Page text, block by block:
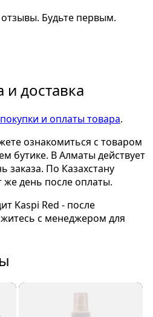
Будьте первым.
и доставка
и оплаты товара.
ознакомиться с товаром
бутике. В Алматы действует
заказа. По Казахстану
же день после оплаты.
Kaspi Red - после
с менеджером для